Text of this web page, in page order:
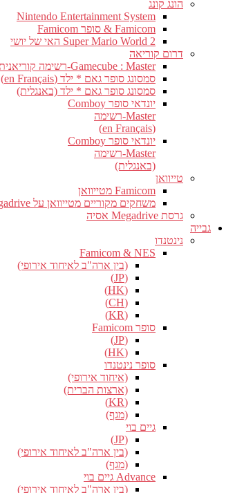
הונג קונג
Nintendo Entertainment System
Famicom & סופר Famicom
Super Mario World 2 האי של יושי
דרום קוריאה
Gamecube : Master-רשימה קוריאנית !
סמסונג סופר גאם * ילד (en Français)
סמסונג סופר גאם * ילד (באנגלית)
יונדאי סופר Comboy
Master-רשימה
(en Français)
יונדאי סופר Comboy
Master-רשימה
(באנגלית)
טייוואן
Famicom מטייוואן
משחקים מקוריים מטייוואן על Megadrive
גרסת Megadrive אסיה
גבייה
נינטנדו
Famicom & NES
(בין ארה"ב לאיחוד אירופי)
(JP)
(HK)
(CH)
(KR)
סופר Famicom
(JP)
(HK)
סופר נינטנדו
(איחוד אירופי)
(ארצות הברית)
(KR)
(מגף)
גיים בוי
(JP)
(בין ארה"ב לאיחוד אירופי)
(מגף)
Advance גיים בוי
(בין ארה"ב לאיחוד אירופי)